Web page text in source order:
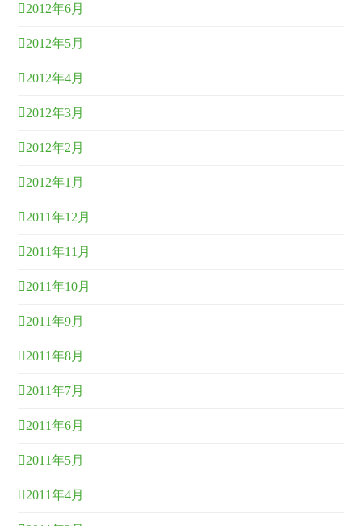
2012年6月
2012年5月
2012年4月
2012年3月
2012年2月
2012年1月
2011年12月
2011年11月
2011年10月
2011年9月
2011年8月
2011年7月
2011年6月
2011年5月
2011年4月